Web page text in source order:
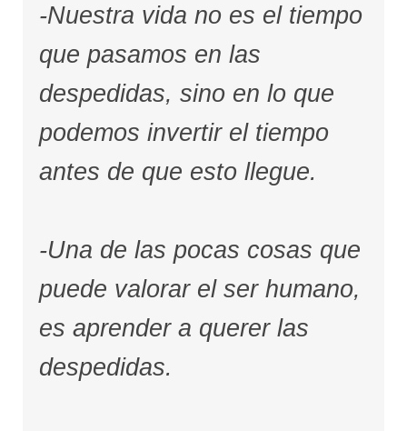
-Nuestra vida no es el tiempo
que pasamos en las
despedidas, sino en lo que
podemos invertir el tiempo
antes de que esto llegue.
-Una de las pocas cosas que
puede valorar el ser humano,
es aprender a querer las
despedidas.